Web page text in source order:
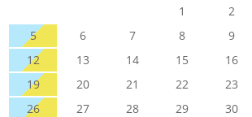
1 2
5
6 7 8 9
12
13 14 15 16
19
20 21 22 23
26
27 28 29 30